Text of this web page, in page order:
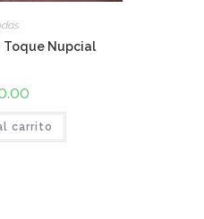
Toque Nupcial
carrito